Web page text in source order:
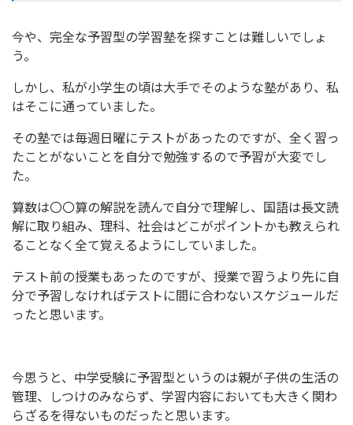
今や、完全な予習型の学習塾を探すことは難しいでしょ
う。
しかし、私が小学生の頃は大手でそのような塾があり、私
はそこに通っていました。
その塾では毎週日曜にテストがあったのですが、全く習っ
たことがないことを自分で勉強するので予習が大変でし
た。
算数は〇〇算の解説を読んで自分で理解し、国語は長文読
解に取り組み、理科、社会はどこがポイントかも教えられ
ることなく全て覚えるようにしていました。
テスト前の授業もあったのですが、授業で習うより先に自
分で予習しなければテストに間に合わないスケジュールだ
ったと思います。
今思うと、中学受験に予習型というのは親が子供の生活の
管理、しつけのみならず、学習内容においても大きく関わ
らざるを得ないものだったと思います。